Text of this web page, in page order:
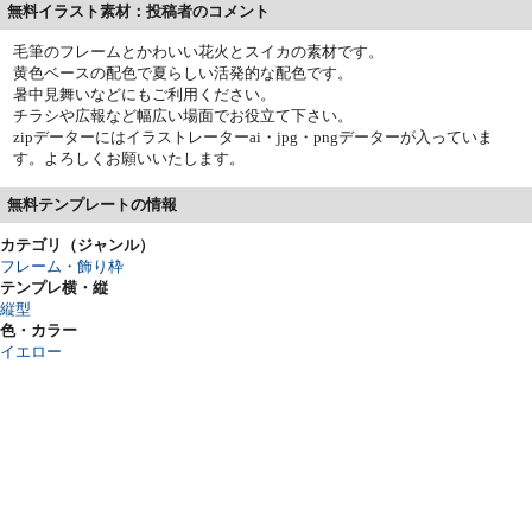
無料イラスト素材：投稿者のコメント
毛筆のフレームとかわいい花火とスイカの素材です。
黄色ベースの配色で夏らしい活発的な配色です。
暑中見舞いなどにもご利用ください。
チラシや広報など幅広い場面でお役立て下さい。
zipデーターにはイラストレーターai・jpg・pngデーターが入っていま
す。よろしくお願いいたします。
無料テンプレートの情報
カテゴリ（ジャンル）
フレーム・飾り枠
テンプレ横・縦
縦型
色・カラー
イエロー